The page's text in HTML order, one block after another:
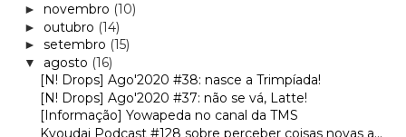
► novembro (10)
► outubro (14)
► setembro (15)
▼ agosto (16)
[N! Drops] Ago'2020 #38: nasce a Trimpíada!
[N! Drops] Ago'2020 #37: não se vá, Latte!
[Informação] Yowapeda no canal da TMS
Kyoudai Podcast #128 sobre perceber coisas novas a...